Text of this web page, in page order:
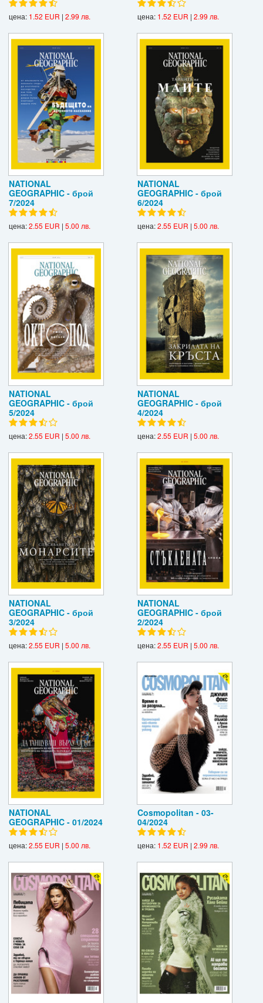
цена: 1.52 EUR | 2.99 лв. цена: 1.52 EUR | 2.99 лв.
NATIONAL
GEOGRAPHIC - брой
7/2024
цена:2.55 EUR | 5.00 лв.
NATIONAL
GEOGRAPHIC - брой
6/2024
цена:2.55 EUR | 5.00 лв.
NATIONAL
GEOGRAPHIC - брой
5/2024
цена:2.55 EUR | 5.00 лв.
NATIONAL
GEOGRAPHIC - брой
4/2024
цена:2.55 EUR | 5.00 лв.
NATIONAL
GEOGRAPHIC - брой
3/2024
цена:2.55 EUR | 5.00 лв.
NATIONAL
GEOGRAPHIC - брой
2/2024
цена:2.55 EUR | 5.00 лв.
NATIONAL
GEOGRAPHIC - 01/2024
цена:2.55 EUR | 5.00 лв.
Cosmopolitan - 03-
04/2024
цена: 1.52 EUR | 2.99 лв.